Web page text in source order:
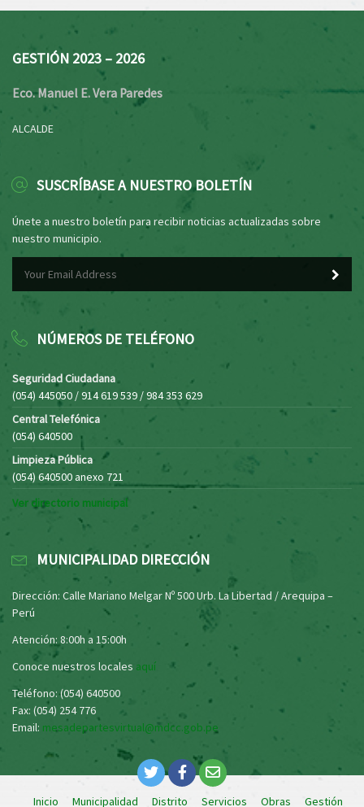
GESTIÓN 2023 – 2026
Eco. Manuel E. Vera Paredes
ALCALDE
SUSCRÍBASE A NUESTRO BOLETÍN
Únete a nuestro boletín para recibir noticias actualizadas sobre
nuestro municipio.
NÚMEROS DE TELÉFONO
Seguridad Ciudadana
(054) 445050 / 914 619 539 / 984 353 629
Central Telefónica
(054) 640500
Limpieza Pública
(054) 640500 anexo 721
Ver directorio municipal
MUNICIPALIDAD DIRECCIÓN
Dirección: Calle Mariano Melgar Nº 500 Urb. La Libertad / Arequipa –
Perú
Atención: 8:00h a 15:00h
Conoce nuestros locales aquí
Teléfono: (054) 640500
Fax: (054) 254 776
Email: mesadepartesvirtual@mdcc.gob.pe
Inicio Municipalidad Distrito Servicios Obras Gestión